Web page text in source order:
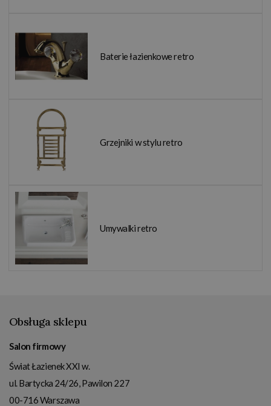
Baterie łazienkowe retro
Grzejniki w stylu retro
Umywalki retro
Obsługa sklepu
Salon firmowy
Świat Łazienek XXI w.
ul. Bartycka 24/26, Pawilon 227
00-716Warszawa